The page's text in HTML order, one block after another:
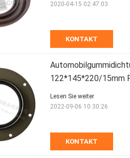
KONTAKT
2020-04-15 02:47:03
122*145*220/15mm
KONTAKT
Lesen Sie weiter
2022-09-06 10:30:26